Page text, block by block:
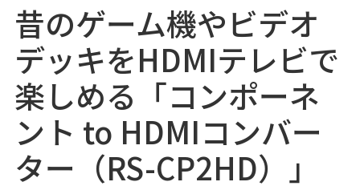
昔のゲーム機やビデオ
デッキをHDMIテレビで
楽しめる「コンポーネ
ント to HDMIコンバー
ター（RS-CP2HD）」